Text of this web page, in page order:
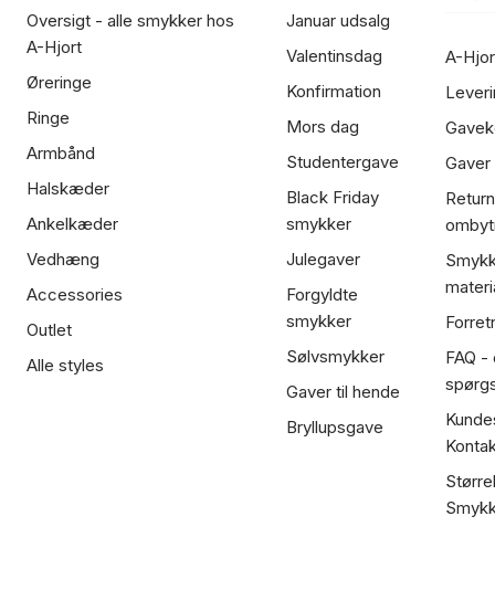
Oversigt - alle smykker hos
A-Hjort
Øreringe
Ringe
Armbånd
Halskæder
Ankelkæder
Vedhæng
Accessories
Outlet
Alle styles
Januar udsalg
Valentinsdag
Konfirmation
Mors dag
Studentergave
Black Friday
smykker
Julegaver
Forgyldte
smykker
Sølvsmykker
Gaver til hende
Bryllupsgave
A-
FAQ